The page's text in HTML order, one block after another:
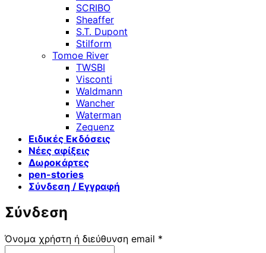
SCRIBO
Sheaffer
S.T. Dupont
Stilform
Tomoe River
TWSBI
Visconti
Waldmann
Wancher
Waterman
Zequenz
Ειδικές Εκδόσεις
Νέες αφίξεις
Δωροκάρτες
pen-stories
Σύνδεση / Εγγραφή
Σύνδεση
Όνομα χρήστη ή διεύθυνση email *